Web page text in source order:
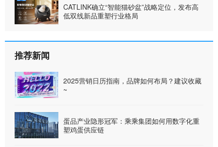
CATLINK确立“智能猫砂盆”战略定位，发布高
低双线新品重塑行业格局
推荐新闻
2025营销日历指南，品牌如何布局？建议收藏
~
蛋品产业隐形冠军：乘乘集团如何用数字化重
塑鸡蛋供应链